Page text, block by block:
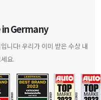
Germany
니다! 우리가 이미 받은 수상 내
요.